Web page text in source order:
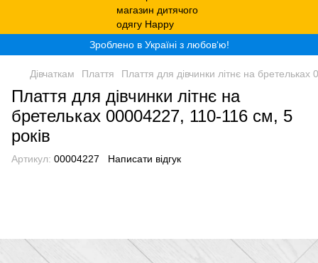
Зроблено в Україні з любов‘ю!
Дівчаткам Плаття Плаття для дівчинки літнє на
Плаття для дівчинки літнє на
бретельках 00004227, 110-116 см, 5
років
Артикул: 00004227 Написати відгук